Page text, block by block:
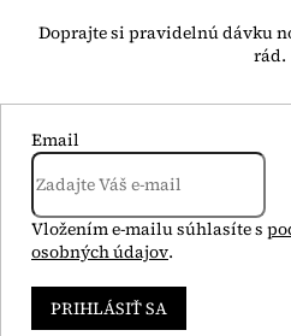
Email
Vložením e-mailu súhlasíte s
osobných údajov.
PRIHLÁSIŤ SA